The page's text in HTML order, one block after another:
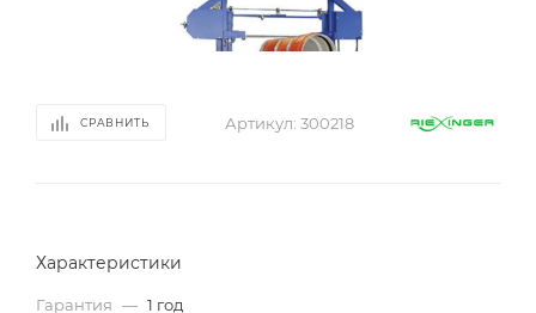
СРАВНИТЬ Артикул: 300218
Характеристики
Гарантия — 1 год